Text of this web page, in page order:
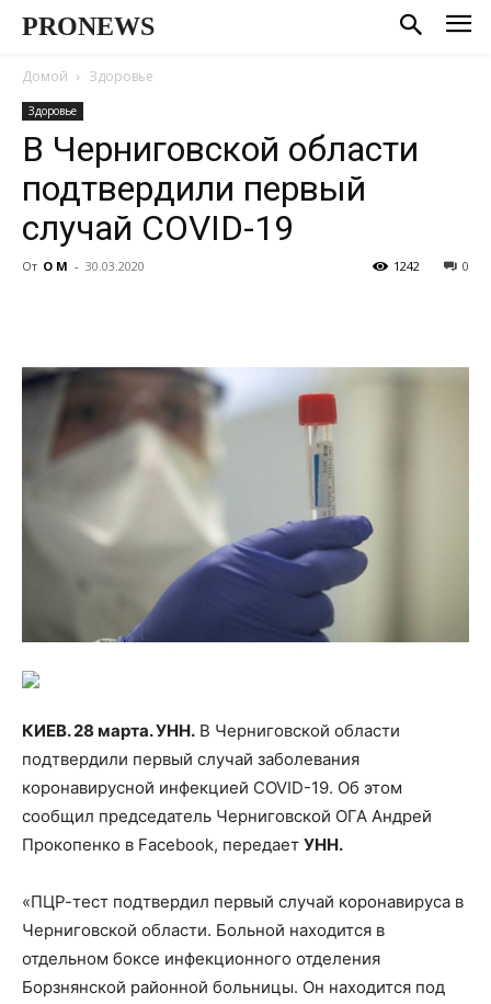
PRONEWS
Домой Здоровье
Здоровье
В Черниговской области
подтвердили первый
случай COVID-19
От О М - 30.03.2020 0
1242
КИЕВ. 28 марта. УНН. В Черниговской области
подтвердили первый случай заболевания
коронавирусной инфекцией COVID-19. Об этом
сообщил председатель Черниговской ОГА Андрей
Прокопенко в Facebook, передает УНН.
«ПЦР-тест подтвердил первый случай коронавируса в
Черниговской области. Больной находится в
отдельном боксе инфекционного отделения
Борзнянской районной больницы. Он находится под